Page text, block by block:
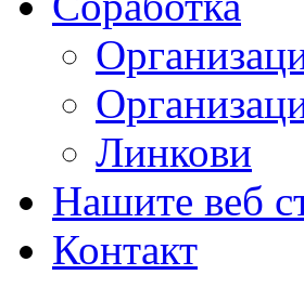
Линкови
Нашите веб
Контакт